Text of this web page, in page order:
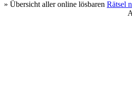
» Übersicht aller online lösbaren Rätsel